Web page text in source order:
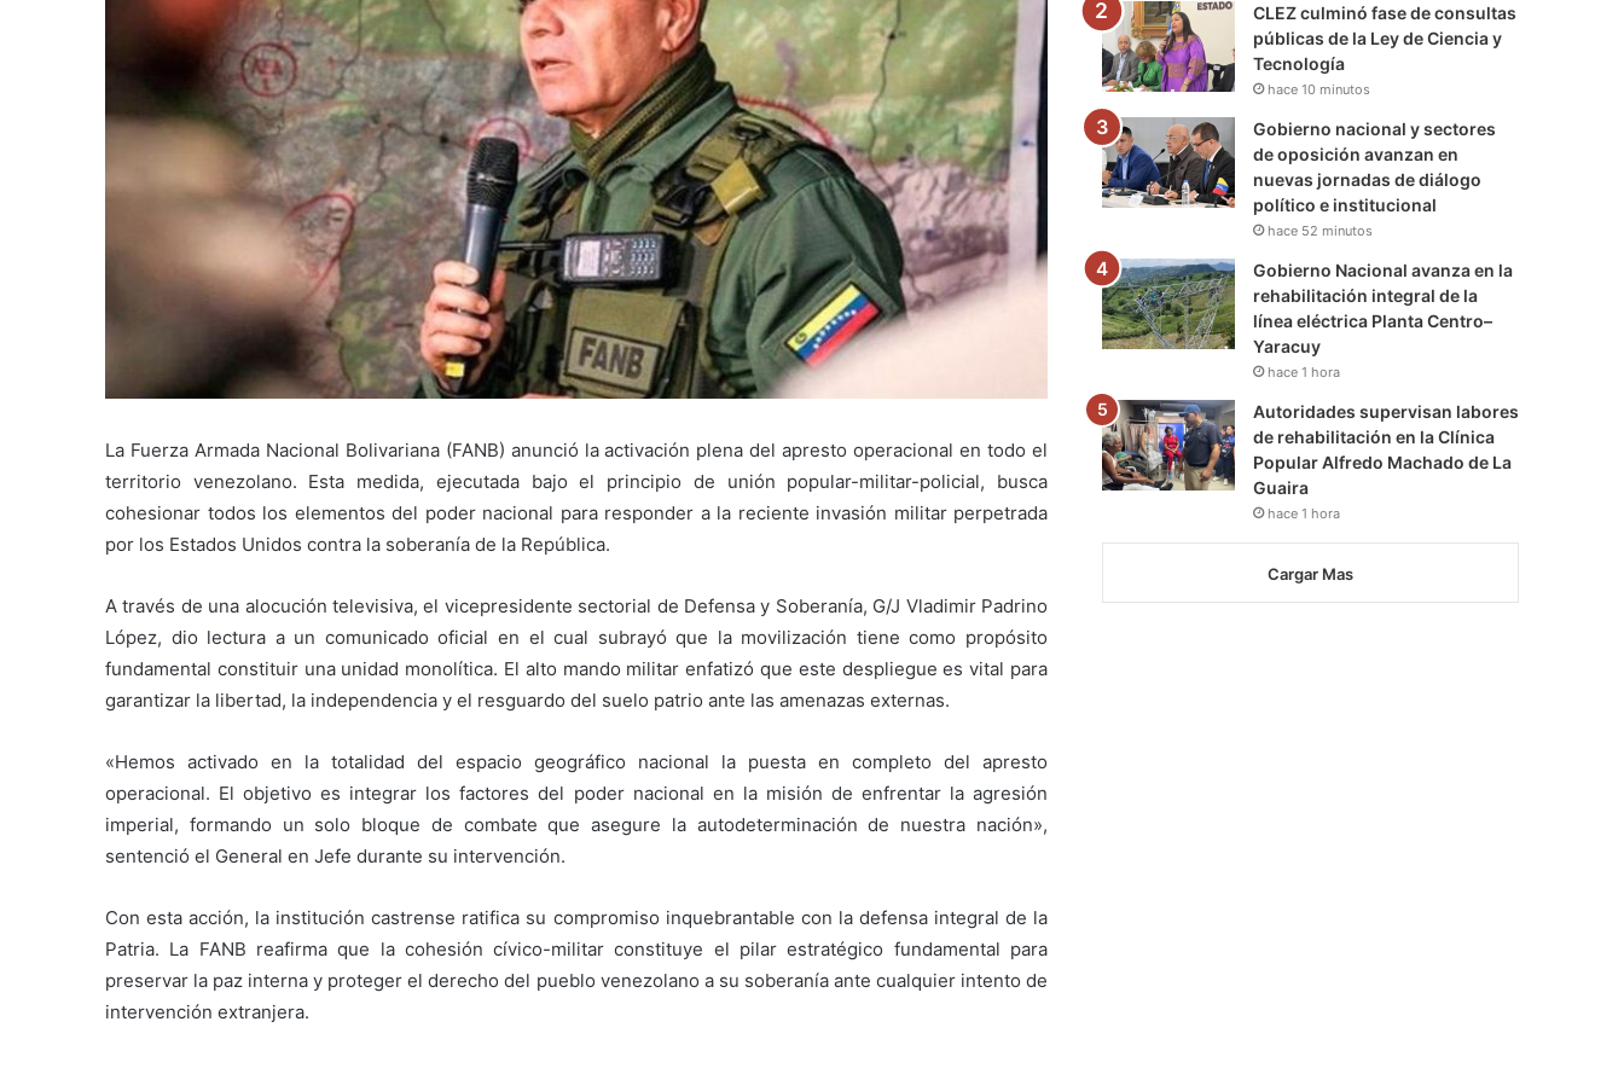
La Fuerza Armada Nacional Bolivariana (FANB) anunció la activación plena del apresto operacional en todo el
territorio venezolano. Esta medida, ejecutada bajo el principio de unión popular-militar-policial, busca
cohesionar todos los elementos del poder nacional para responder a la reciente invasión militar perpetrada
por los Estados Unidos contra la soberanía de la República.
A través de una alocución televisiva, el vicepresidente sectorial de Defensa y Soberanía, G/J Vladimir Padrino
López, dio lectura a un comunicado oficial en el cual subrayó que la movilización tiene como propósito
fundamental constituir una unidad monolítica. El alto mando militar enfatizó que este despliegue es vital para
garantizar la libertad, la independencia y el resguardo del suelo patrio ante las amenazas externas.
«Hemos activado en la totalidad del espacio geográfico nacional la puesta en completo del apresto
operacional. El objetivo es integrar los factores del poder nacional en la misión de enfrentar la agresión
imperial, formando un solo bloque de combate que asegure la autodeterminación de nuestra nación»,
sentenció el General en Jefe durante su intervención.
Con esta acción, la institución castrense ratifica su compromiso inquebrantable con la defensa integral de la
Patria. La FANB reafirma que la cohesión cívico-militar constituye el pilar estratégico fundamental para
preservar la paz interna y proteger el derecho del pueblo venezolano a su soberanía ante cualquier intento de
intervención extranjera.
CLEZ culminó fase de consultas
públicas de la Ley de Ciencia y
Tecnología
hace 10 minutos
Gobierno nacional y sectores
de oposición avanzan en
nuevas jornadas de diálogo
político e institucional
hace 52 minutos
Gobierno Nacional avanza en la
rehabilitación integral de la
línea eléctrica Planta Centro–
Yaracuy
hace 1 hora
Autoridades supervisan labores
de rehabilitación en la Clínica
Popular Alfredo Machado de La
Guaira
hace 1 hora
Cargar Mas